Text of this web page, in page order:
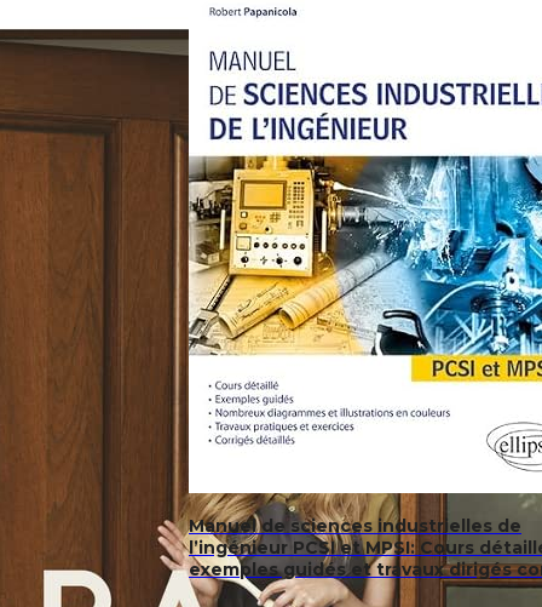
Manuel de sciences industrielles de
l’ingénieur PCSI et MPSI: Cours
exemples guidés et travaux dirigés